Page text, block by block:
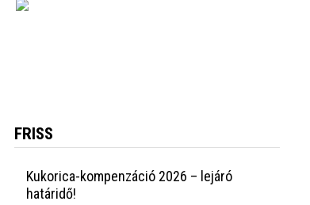
FRISS
Kukorica-kompenzáció 2026 – lejáró
határidő!